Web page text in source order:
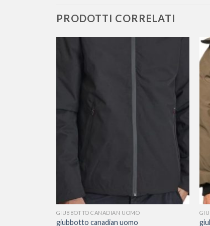
PRODOTTI CORRELATI
GIUBBOTTO CANADIAN UOMO
giubbotto canadian uomo